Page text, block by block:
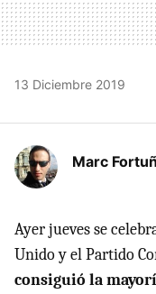
13 Diciembre 2019
Marc
Ayer jueves se
Unido y el Partido
consiguió la